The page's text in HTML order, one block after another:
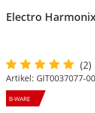
Electro
(2)
Artikel: GIT0037077-
B-WARE